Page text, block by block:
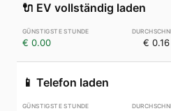
🔌 EV vollständig laden
€ 0.00 € 0.16
📱 Telefon laden